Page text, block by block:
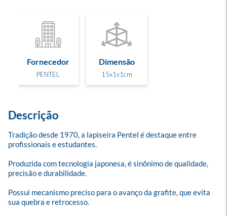
Fornecedor
PENTEL
Dimensão
15x1x1cm
Descrição
Tradição desde 1970, a lapiseira Pentel é destaque entre
profissionais e estudantes.
Produzida com tecnologia japonesa, é sinônimo de qualidade,
precisão e durabilidade.
Possui mecanismo preciso para o avanço da grafite, que evita
sua quebra e retrocesso.